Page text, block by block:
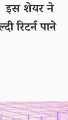
इस शेयर ने
रिटर्न पाने